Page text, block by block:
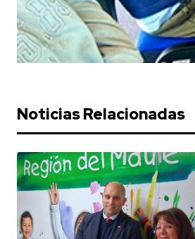
Noticias Relacionadas